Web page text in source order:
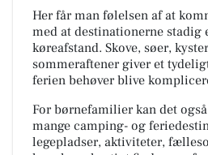
Her får man følelsen af at
med at destinationerne stadig
køreafstand. Skove, søer,
sommeraftener giver et
ferien behøver blive
For børnefamilier kan det
mange camping- og
legepladser, aktiviteter,